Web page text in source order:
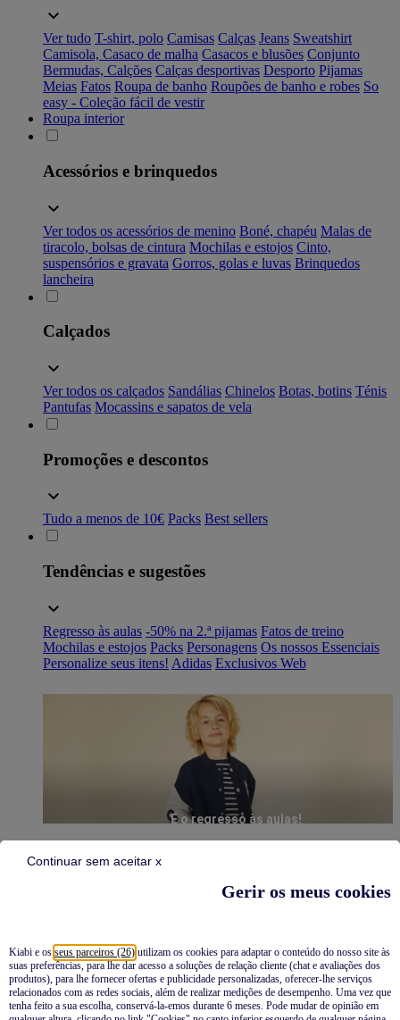
Gerir os meus cookies
Kiabi e os seus parceiros (26) utilizam os cookies para adaptar o conteúdo do nosso site às
suas preferências, para lhe dar acesso a soluções de relação cliente (chat e avaliações dos
produtos), para lhe fornecer ofertas e publicidade personalizadas, oferecer-lhe serviços
relacionados com as redes sociais, além de realizar medições de desempenho. Uma vez que
tenha feito a sua escolha, conservá-la-emos durante 6 meses. Pode mudar de opinião em
Continuar sem aceitar x
Ver tudo T-shirt, polo Camisas Calças Jeans Sweatshirt
Camisola, Casaco de malha Casacos e blusões Conjunto
Bermudas, Calções Calças desportivas Desporto Pijamas
Meias Fatos Roupa de banho Roupões de banho e robes So
easy - Coleção fácil de vestir
Roupa interior
Acessórios e brinquedos
Ver todos os acessórios de menino Boné, chapéu Malas de
tiracolo, bolsas de cintura Mochilas e estojos Cinto,
suspensórios e gravata Gorros, golas e luvas Brinquedos
lancheira
Calçados
Ver todos os calçados Sandálias Chinelos Botas, botins Ténis
Pantufas Mocassins e sapatos de vela
Promoções e descontos
Tudo a menos de 10€ Packs Best sellers
Tendências e sugestões
Regresso às aulas -50% na 2.ª pijamas Fatos de treino
Mochilas e estojos Packs Personagens Os nossos Essenciais
Personalize seus itens! Adidas Exclusivos Web
É o regresso às aulas!
Pijamas
Novidades